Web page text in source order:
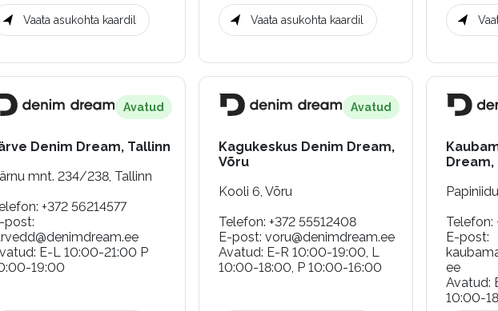
Vaata asukohta kaardil Vaata asukohta kaardil
Avatud
Denim Dream, Tallinn
mnt. 234/238, Tallinn
: +372 56214577
post:
: E-L 10:00-21:00 P
19:00
Avatud
Kagukeskus Denim Dream,
Võru
Kooli 6, Võru
Telefon: +372 55512408
E-post: voru@denimdream.ee
Avatud: E-R 10:00-19:00, L
10:00-18:00, P 10:00-16:00
Dream,
Telefon:
E-post:
ee
Avatud:
10:00-